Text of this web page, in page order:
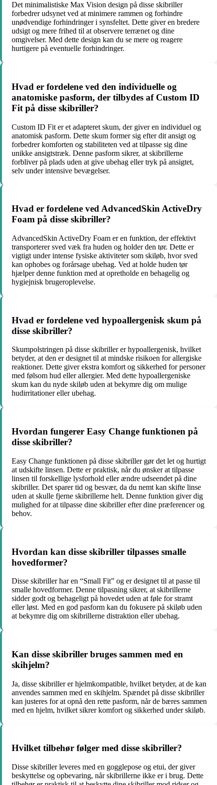
Det minimalistiske Max Vision design på disse skibriller
forbedrer udsynet ved at minimere rammen og forhindre
unødvendige forhindringer i synsfeltet. Dette giver en bredere
udsigt og mere frihed til at observere terrænet og dine
omgivelser. Med dette design kan du se mere og reagere
hurtigere på eventuelle forhindringer.
Hvad er fordelene ved den individuelle og
anatomiske pasform, der tilbydes af Custom ID
Fit på disse skibriller?
Custom ID Fit er et adapteret skum, der giver en individuel og
anatomisk pasform. Dette skum former sig efter dit ansigt og
forbedrer komforten og stabiliteten ved at tilpasse sig dine
unikke ansigtstræk. Denne pasform sikrer, at skibrillerne
forbliver på plads uden at give ubehag eller tryk på ansigtet,
selv under intensive bevægelser.
Hvad er fordelene ved AdvancedSkin ActiveDry
Foam på disse skibriller?
AdvancedSkin ActiveDry Foam er en funktion, der effektivt
transporterer sved væk fra huden og holder den tør. Dette er
vigtigt under intense fysiske aktiviteter som skiløb, hvor sved
kan ophobes og forårsage ubehag. Ved at holde huden tør
hjælper denne funktion med at opretholde en behagelig og
hygiejnisk brugeroplevelse.
Hvad er fordelene ved hypoallergenisk skum på
disse skibriller?
Skumpolstringen på disse skibriller er hypoallergenisk, hvilket
betyder, at den er designet til at mindske risikoen for allergiske
reaktioner. Dette giver ekstra komfort og sikkerhed for personer
med følsom hud eller allergier. Med dette hypoallergeniske
skum kan du nyde skiløb uden at bekymre dig om mulige
hudirritationer eller ubehag.
Hvordan fungerer Easy Change funktionen på
disse skibriller?
Easy Change funktionen på disse skibriller gør det let og hurtigt
at udskifte linsen. Dette er praktisk, når du ønsker at tilpasse
linsen til forskellige lysforhold eller ændre udseendet på dine
skibriller. Det sparer tid og besvær, da du nemt kan skifte linse
uden at skulle fjerne skibrillerne helt. Denne funktion giver dig
mulighed for at tilpasse dine skibriller efter dine præferencer og
behov.
Hvordan kan disse skibriller tilpasses smalle
hovedformer?
Disse skibriller har en “Small Fit” og er designet til at passe til
smalle hovedformer. Denne tilpasning sikrer, at skibrillerne
sidder godt og behageligt på hovedet uden at føle for stramt
eller løst. Med en god pasform kan du fokusere på skiløb uden
at bekymre dig om skibrillerne distraktion eller ubehag.
Kan disse skibriller bruges sammen med en
skihjelm?
Ja, disse skibriller er hjelmkompatible, hvilket betyder, at de kan
anvendes sammen med en skihjelm. Spændet på disse skibriller
kan justeres for at opnå den rette pasform, når de bæres sammen
med en hjelm, hvilket sikrer komfort og sikkerhed under skiløb.
Hvilket tilbehør følger med disse skibriller?
Disse skibriller leveres med en gogglepose og etui, der giver
beskyttelse og opbevaring, når skibrillerne ikke er i brug. Dette